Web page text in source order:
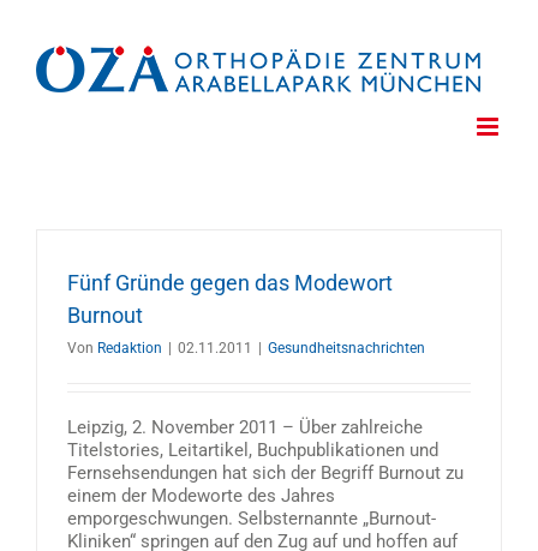
springen
Fünf Gründe gegen das Modewort
Burnout
Von Redaktion 02.11.2011 Gesundheitsnachrichten
Leipzig, 2. November 2011 – Über zahlreiche
Titelstories, Leitartikel, Buchpublikationen und
Fernsehsendungen hat sich der Begriff Burnout zu
einem der Modeworte des Jahres
emporgeschwungen. Selbsternannte „Burnout-
Kliniken“ springen auf den Zug auf und hoffen auf